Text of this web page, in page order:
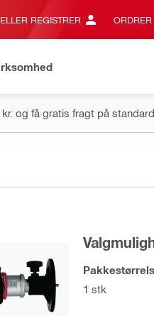
REGISTRER ORDRER
og få gratis fragt på
1 stk